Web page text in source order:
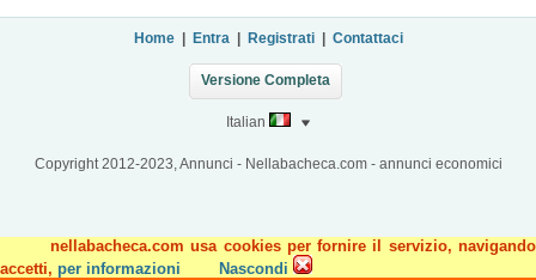
nellabacheca.com usa cookies per fornire il servizio, navigando
accetti, per informazioni Nascondi
Home| Entra Registrati| Contattaci
Versione Completa
Italian
Copyright 2012-2023, Annunci - Nellabacheca.com - annunci economici